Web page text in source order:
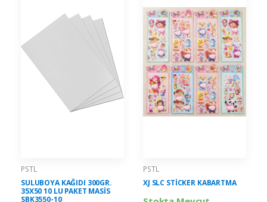
PSTL
SULUBOYA KAĞIDI 300GR.
35X50 10 LU PAKET MASİS
SBK3550-10
PSTL
XJ SLC STİCKER KABARTMA